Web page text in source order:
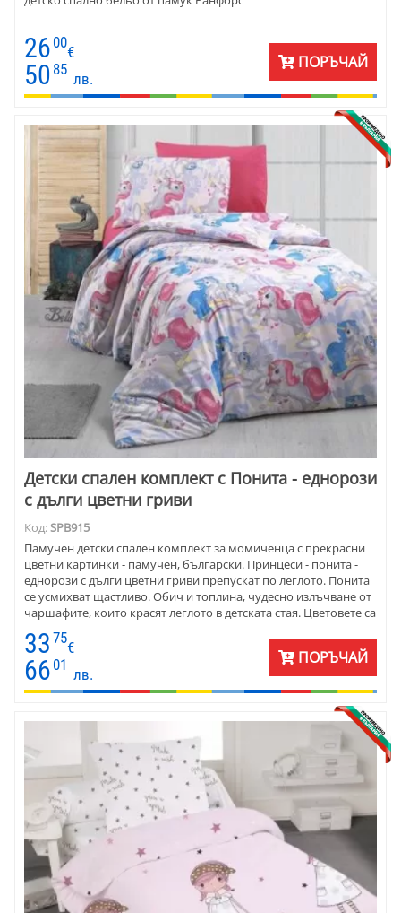
26 00
€
50 85
лв.
ПОРЪЧАЙ
Детски спален комплект с Понита - еднорози
с дълги цветни гриви
Код:SPB915
Памучен детски спален комплект за момичeнца с прекрасни
цветни картинки - памучен, български. Принцеси - понита -
еднорози с дълги цветни гриви препускат по леглото. Понита
се усмихват щастливо. Обич и топлина, чудесно излъчване от
чаршафите, които красят леглото в детската стая. Цветовете са
прекрасни - светъл фон и ярки гриви на понитата. Материята е
отлично качество - ранфорс.
33 75
€
66 01
лв.
ПОРЪЧАЙ